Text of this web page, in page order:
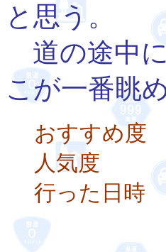
と思う。
道の途中に
こが一番眺
おすすめ度
人気度
行った日時